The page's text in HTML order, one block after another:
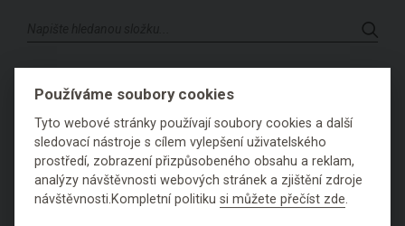
KOSMETICKÉ SLOŽKY PODLE PRVNÍHO
1 2 3 4 5 6 A B
Používáme soubory cookies
Tyto webové stránky používají soubory cookies a další
sledovací nástroje s cílem vylepšení uživatelského
prostředí, zobrazení přizpůsobeného obsahu a reklam,
analýzy návštěvnosti webových stránek a zjištění zdroje
návštěvnosti.Kompletní politikusi můžete přečíst zde.